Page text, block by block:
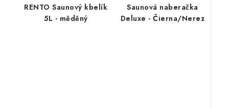
RENTO Saunový kbelík
5L - měděný
Saunová naberačka
Deluxe - Čierna/Nerez